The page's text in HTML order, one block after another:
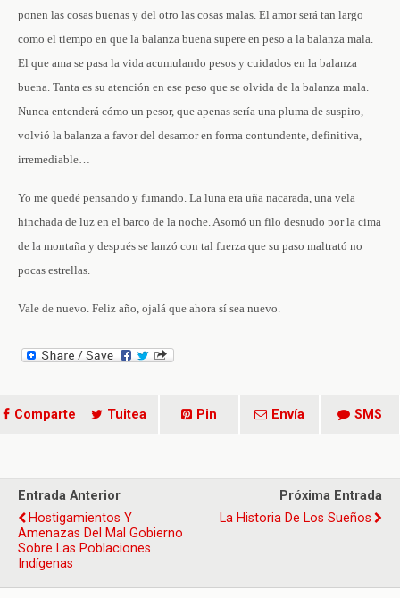
ponen las cosas buenas y del otro las cosas malas. El amor será tan largo
como el tiempo en que la balanza buena supere en peso a la balanza mala.
El que ama se pasa la vida acumulando pesos y cuidados en la balanza
buena. Tanta es su atención en ese peso que se olvida de la balanza mala.
Nunca entenderá cómo un pesor, que apenas sería una pluma de suspiro,
volvió la balanza a favor del desamor en forma contundente, definitiva,
irremediable…
Yo me quedé pensando y fumando. La luna era uña nacarada, una vela
hinchada de luz en el barco de la noche. Asomó un filo desnudo por la cima
de la montaña y después se lanzó con tal fuerza que su paso maltrató no
pocas estrellas.
Vale de nuevo. Feliz año, ojalá que ahora sí sea nuevo.
Comparte Tuitea Pin Envía SMS
Entrada Anterior
Hostigamientos Y
Amenazas Del Mal Gobierno
Sobre Las Poblaciones
Indígenas
Próxima Entrada
La Historia De Los Sueños